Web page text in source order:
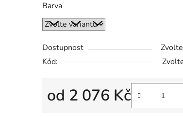
z
5
Barva
Dostupnost
Kód:
od 2 076 Kč